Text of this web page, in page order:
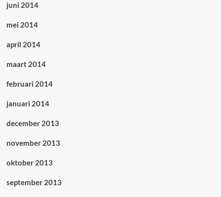
juni 2014
mei 2014
april 2014
maart 2014
februari 2014
januari 2014
december 2013
november 2013
oktober 2013
september 2013